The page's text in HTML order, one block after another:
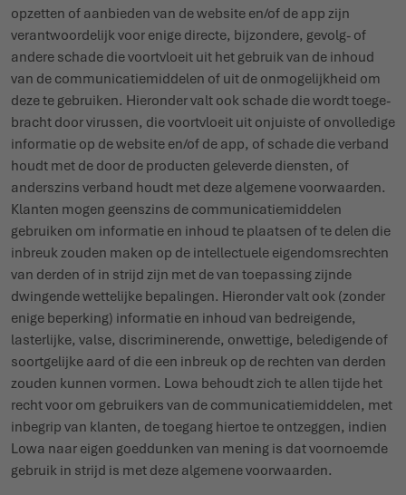
opzetten of aanbieden van de website en/of de app zijn
verant­woor­delijk voor enige directe, bijzondere, gevolg- of
andere schade die voort­vloeit uit het gebruik van de inhoud
van de commu­ni­ca­tie­middelen of uit de onmo­ge­lijkheid om
deze te gebruiken. Hieronder valt ook schade die wordt toege­
bracht door virussen, die voort­vloeit uit onjuiste of onvol­ledige
informatie op de website en/of de app, of schade die verband
houdt met de door de producten geleverde diensten, of
anderszins verband houdt met deze algemene voor­waarden.
Klanten mogen geenszins de commu­ni­ca­tie­middelen
gebruiken om informatie en inhoud te plaatsen of te delen die
inbreuk zouden maken op de intel­lectuele eigen­doms­rechten
van derden of in strijd zijn met de van toepassing zijnde
dwingende wettelijke bepa­lingen. Hieronder valt ook (zonder
enige beperking) informatie en inhoud van bedreigende,
lasterlijke, valse, discri­mi­nerende, onwettige, bele­digende of
soort­gelijke aard of die een inbreuk op de rechten van derden
zouden kunnen vormen. Lowa behoudt zich te allen tijde het
recht voor om gebruikers van de commu­ni­ca­tie­middelen, met
inbegrip van klanten, de toegang hiertoe te ontzeggen, indien
Lowa naar eigen goed­dunken van mening is dat voor­noemde
gebruik in strijd is met deze algemene voor­waarden.